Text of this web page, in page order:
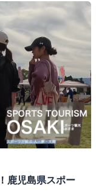
鹿児島県スポー